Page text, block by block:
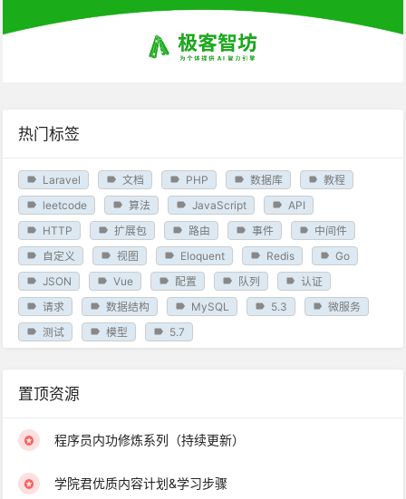
热门标签
Laravel 文档 PHP 数据库
教程
leetcode
算法 JavaScript
API
HTTP
扩展包 路由 事件
中间件
自定义
视图 Eloquent Redis
Go
JSON
Vue 配置 队列
认证
请求
数据结构 MySQL 5.3
微服务
测试
模型 5.7
置顶资源
程序员内功修炼系列（持续更新）
学院君优质内容计划&学习步骤